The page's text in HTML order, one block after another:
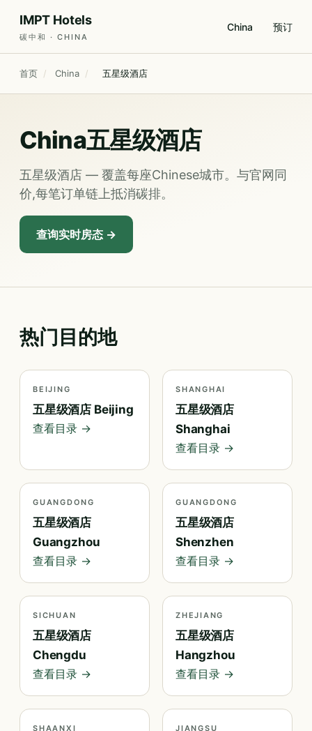
IMPT Hotels
碳中和 · CHINA
China 预订
首页 / China / 五星级酒店
China五星级酒店
五星级酒店 — 覆盖每座Chinese城市。与官网同
价,每笔订单链上抵消碳排。
查询实时房态 →
热门目的地
BEIJING
五星级酒店 Beijing
查看目录 →
SHANGHAI
五星级酒店
Shanghai
查看目录 →
GUANGDONG
五星级酒店
Guangzhou
查看目录 →
GUANGDONG
五星级酒店
Shenzhen
查看目录 →
SICHUAN
五星级酒店
Chengdu
查看目录 →
ZHEJIANG
五星级酒店
Hangzhou
查看目录 →
SHAANXI JIANGSU